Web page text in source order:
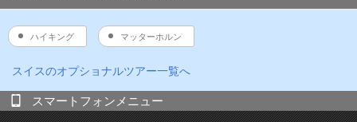
ハイキング マッターホルン
スイスのオプショナルツアー一覧へ
スマートフォンメニュー